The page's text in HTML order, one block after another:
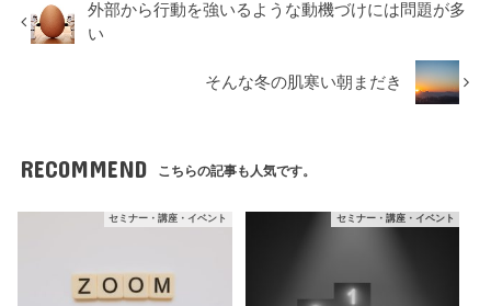
外部から行動を強いるような動機づけには問題が多
い
そんな冬の肌寒い朝まだき
RECOMMEND こちらの記事も人気です。
セミナー・講座・イベント セミナー・講座・イベント